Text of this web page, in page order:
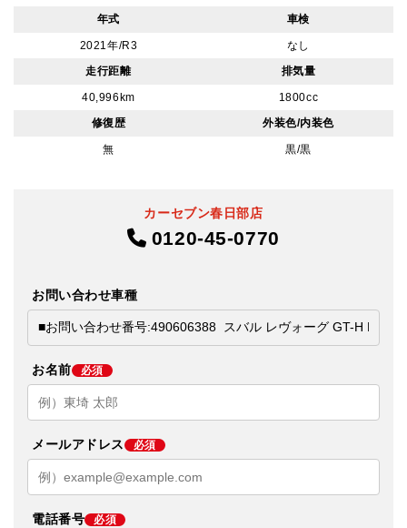
年式 車検
2021年/R3
なし
走行距離
排気量
40,996km
1800cc
修復歴
外装色/内装色
無 黒/黒
カーセブン春日部店
0120-45-0770
お問い合わせ車種
お名前 必須
メールアドレス 必須
電話番号 必須